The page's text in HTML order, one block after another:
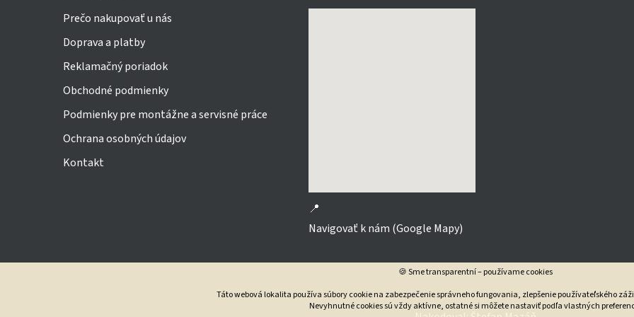
🍪 Sme transparentní – používame cookies
Táto webová lokalita používa súbory cookie na zabezpečenie správneho fungovania, zlepšenie používateľského
Nevyhnutné cookies sú vždy aktívne, ostatné si môžete nastaviť podľa vlastných
Prečo nakupovať u nás
Doprava a platby
Reklamačný poriadok
Obchodné podmienky
Podmienky pre montážne a servisné práce
Ochrana osobných údajov
Kontakt
📍
Navigovať k nám (Google Mapy)